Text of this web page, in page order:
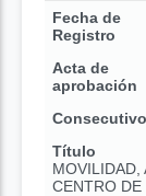
Fecha de
Registro
Acta de
aprobación
Consecutivo
Título
MOVILIDAD,
CENTRO DE